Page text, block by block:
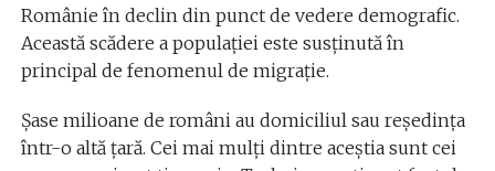
Românie în declin din punct de vedere demografic.
Această scădere a populației este susținută în
principal de fenomenul de migrație.
Șase milioane de români au domiciliul sau reședința
într-o altă țară. Cei mai mulți dintre aceștia sunt cei